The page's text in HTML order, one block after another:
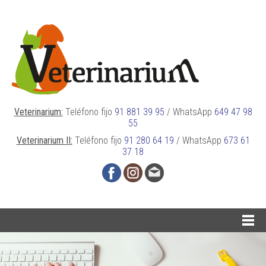
Veterinarium: Teléfono fijo 91 881 39 95 / WhatsApp 649 47 98
55
Veterinarium II: Teléfono fijo 91 280 64 19 / WhatsApp 673 61
37 18